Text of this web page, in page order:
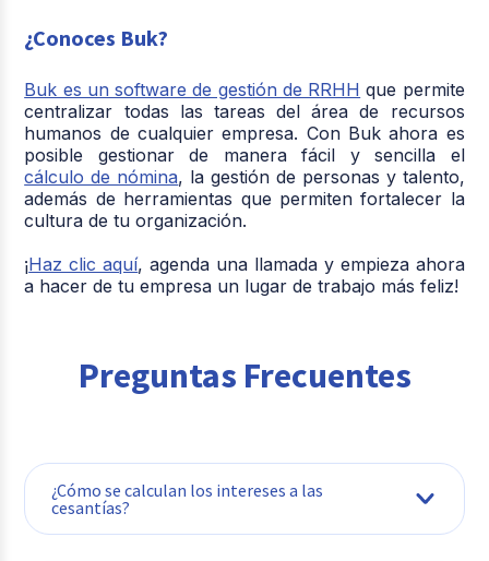
¿Conoces Buk?
Buk es un software de gestión de RRHH que permite
centralizar todas las tareas del área de recursos
humanos de cualquier empresa. Con Buk ahora es
posible gestionar de manera fácil y sencilla el
cálculo de nómina, la gestión de personas y talento,
además de herramientas que permiten fortalecer la
cultura de tu organización.
¡Haz clic aquí, agenda una llamada y empieza ahora
a hacer de tu empresa un lugar de trabajo más feliz!
Preguntas Frecuentes
¿Cómo se calculan los intereses a las
cesantías?